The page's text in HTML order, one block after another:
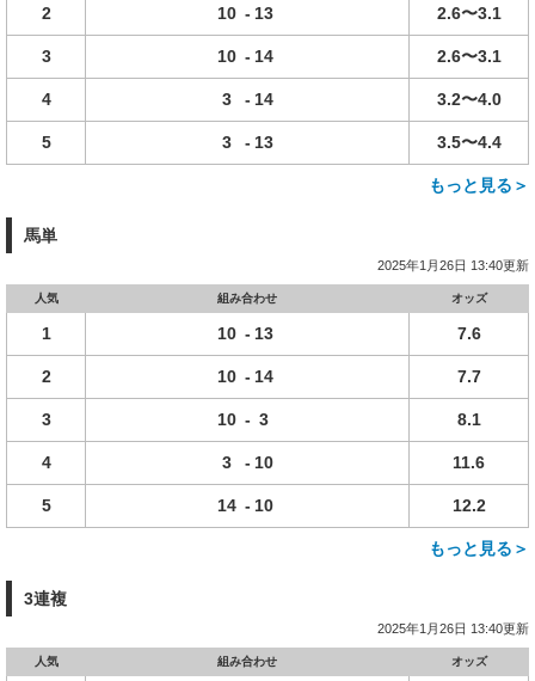
2 10 - 13 2.6〜3.1
3 10 - 14 2.6〜3.1
4 3 - 14 3.2〜4.0
5 3 - 13 3.5〜4.4
もっと見る＞
馬単
2025年1月26日 13:40更新
人気 組み合わせ オッズ
1 10 - 13 7.6
2 10 - 14 7.7
3 10 - 3 8.1
4 3 - 10 11.6
5 14 - 10 12.2
もっと見る＞
3連複
2025年1月26日 13:40更新
人気 組み合わせ オッズ